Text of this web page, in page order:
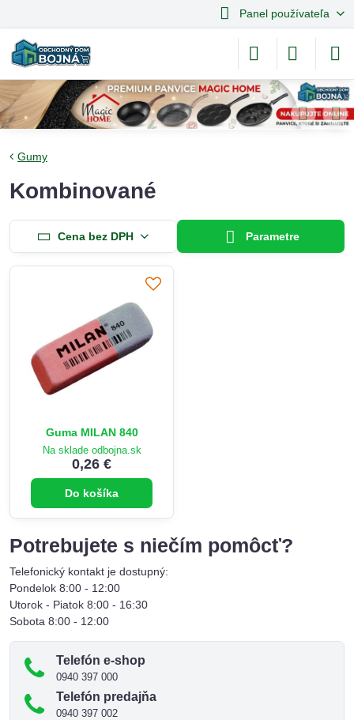
Panel používateľa
Gumy
Kombinované
Cena bez DPH Parametre
Guma MILAN 840
Na sklade odbojna.sk
0,26 €
Do košíka
Potrebujete s niečím pomôcť?
Telefonický kontakt je dostupný:
Pondelok 8:00 - 12:00
Utorok - Piatok 8:00 - 16:30
Sobota 8:00 - 12:00
Telefón e-shop
0940 397 000
Telefón predajňa
0940 397 002